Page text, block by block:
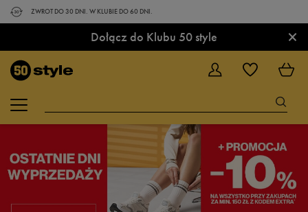
ZWROT DO 30 DNI. W KLUBIE DO 60 DNI.
Dołącz do Klubu 50 style ×